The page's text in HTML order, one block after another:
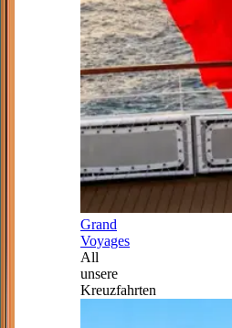
Grand
Voyages
All
unsere
Kreuzfahrten